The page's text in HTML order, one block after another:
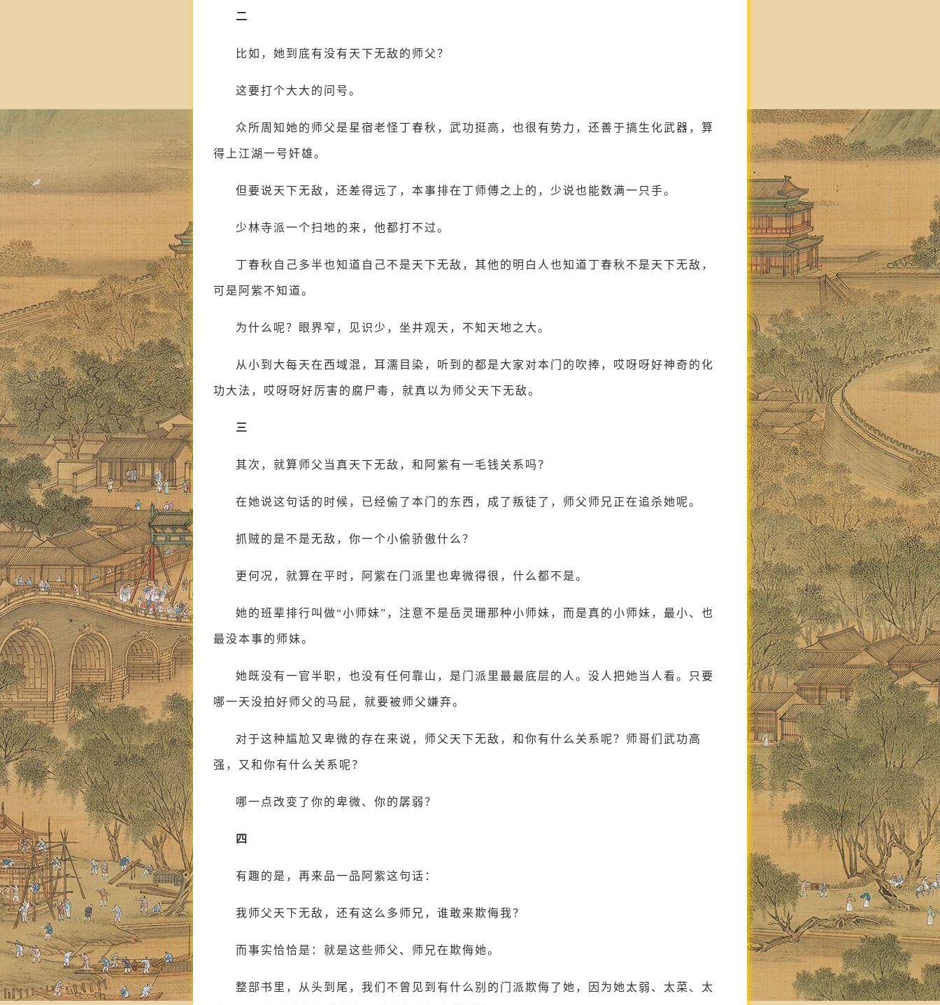
二
比如，她到底有没有天下无敌的师父？
这要打个大大的问号。
众所周知她的师父是星宿老怪丁春秋，武功挺高，也很有势力，还善于搞生化武器，算
得上江湖一号奸雄。
但要说天下无敌，还差得远了，本事排在丁师傅之上的，少说也能数满一只手。
少林寺派一个扫地的来，他都打不过。
丁春秋自己多半也知道自己不是天下无敌，其他的明白人也知道丁春秋不是天下无敌，
可是阿紫不知道。
为什么呢？眼界窄，见识少，坐井观天，不知天地之大。
从小到大每天在西域混，耳濡目染，听到的都是大家对本门的吹捧，哎呀呀好神奇的化
功大法，哎呀呀好厉害的腐尸毒，就真以为师父天下无敌。
三
其次，就算师父当真天下无敌，和阿紫有一毛钱关系吗？
在她说这句话的时候，已经偷了本门的东西，成了叛徒了，师父师兄正在追杀她呢。
抓贼的是不是无敌，你一个小偷骄傲什么？
更何况，就算在平时，阿紫在门派里也卑微得很，什么都不是。
她的班辈排行叫做“小师妹”，注意不是岳灵珊那种小师妹，而是真的小师妹，最小、也
最没本事的师妹。
她既没有一官半职，也没有任何靠山，是门派里最最底层的人。没人把她当人看。只要
哪一天没拍好师父的马屁，就要被师父嫌弃。
对于这种尴尬又卑微的存在来说，师父天下无敌，和你有什么关系呢？师哥们武功高
强，又和你有什么关系呢？
哪一点改变了你的卑微、你的孱弱？
四
有趣的是，再来品一品阿紫这句话：
我师父天下无敌，还有这么多师兄，谁敢来欺侮我？
而事实恰恰是：就是这些师父、师兄在欺侮她。
整部书里，从头到尾，我们不曾见到有什么别的门派欺侮了她，因为她太弱、太菜、太